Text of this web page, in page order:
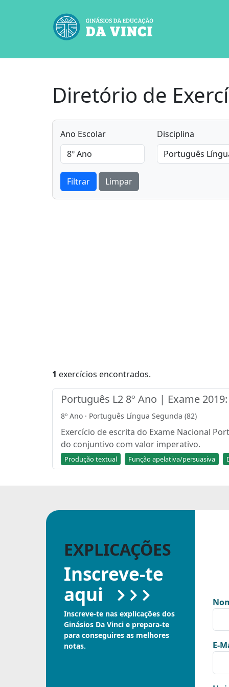
Diretório de
Ano Escolar Disciplina
Filtrar Limpar
1 exercícios encontrados.
Português L2 8º Ano | Exame
8º Ano · Português Língua Segunda (82)
Exercício de escrita do Exame Nacional
do conjuntivo com valor imperativo.
Produção textual Função apelativa/persuasiva
EXPLICAÇÕES
Inscreve-te
aqui
Inscreve-te nas explicações dos
Ginásios Da Vinci e prepara-te
para conseguires as melhores
notas.
E-